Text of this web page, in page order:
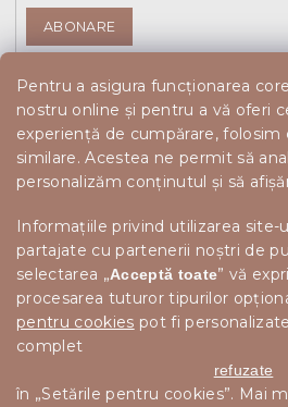
Pentru a asigura funcționarea
nostru online și pentru a vă oferi
experiență de cumpărare,
similare. Acestea ne permit să
personalizăm conținutul și să
Informațiile privind utilizarea site-
partajate cu partenerii noștri de
selectarea „Acceptă toate” vă
procesarea tuturor tipurilor
pentru cookies pot fi
complet
refuzate
în „Setările pentru cookies”. Mai
ABONARE